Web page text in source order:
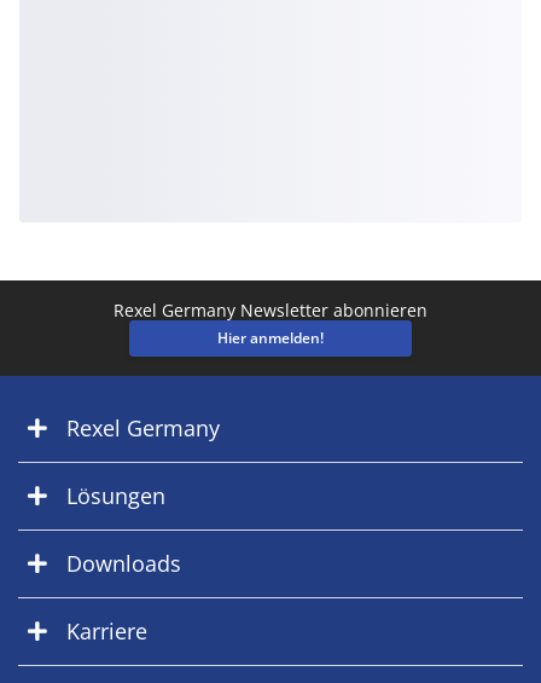
Rexel Germany Newsletter abonnieren
Hier anmelden!
Rexel Germany
Lösungen
Downloads
Karriere